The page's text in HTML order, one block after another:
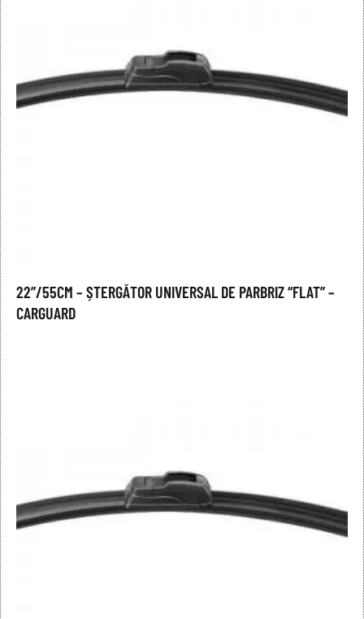
22”/55CM – ȘTERGĂTOR UNIVERSAL DE PARBRIZ “FLAT” –
CARGUARD